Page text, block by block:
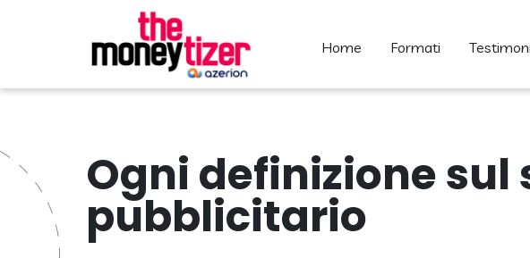
home formati
Ogni definizione sul
pubblicitario